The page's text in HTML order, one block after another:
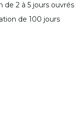
de 2 à 5 jours ouvrés
de 100 jours